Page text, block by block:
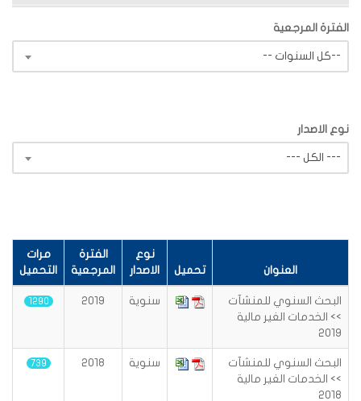
الفترة المرجعية
-- كل السنوات--
نوع الاصدار
--- الكل ---
العنوان تحميل
نوع
الاصدار
الفترة
المرجعية
مرات
التحميل
البحث السنوي للمنشآت
>> الخدمات الغير مالية
2019
سنوية 2019
1290
البحث السنوي للمنشآت
>> الخدمات الغير مالية
2018
سنوية 2018
739